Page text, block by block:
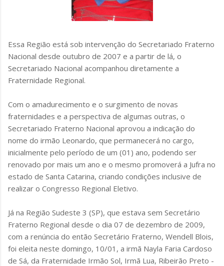
Essa Região está sob intervenção do Secretariado Fraterno
Nacional desde outubro de 2007 e a partir de lá, o
Secretariado Nacional acompanhou diretamente a
Fraternidade Regional.
Com o amadurecimento e o surgimento de novas
fraternidades e a perspectiva de algumas outras, o
Secretariado Fraterno Nacional aprovou a indicação do
nome do irmão Leonardo, que permanecerá no cargo,
inicialmente pelo período de um (01) ano, podendo ser
renovado por mais um ano e o mesmo promoverá a Jufra no
estado de Santa Catarina, criando condições inclusive de
realizar o Congresso Regional Eletivo.
Já na Região Sudeste 3 (SP), que estava sem Secretário
Fraterno Regional desde o dia 07 de dezembro de 2009,
com a renúncia do então Secretário Fraterno, Wendell Blois,
foi eleita neste domingo, 10/01, a irmã Nayla Faria Cardoso
de Sá, da Fraternidade Irmão Sol, Irmã Lua, Ribeirão Preto -